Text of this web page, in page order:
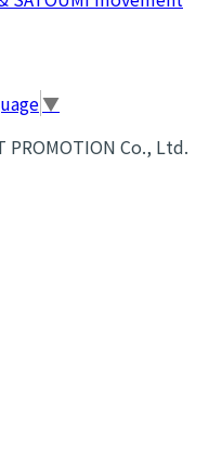
▼
PROMOTION Co., Ltd.